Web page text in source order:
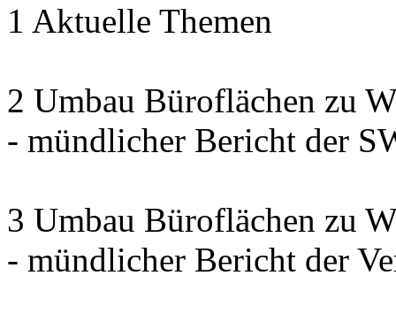
1 Aktuelle Themen
2 Umbau Büroflächen zu
- mündlicher Bericht der
3 Umbau Büroflächen zu
- mündlicher Bericht der